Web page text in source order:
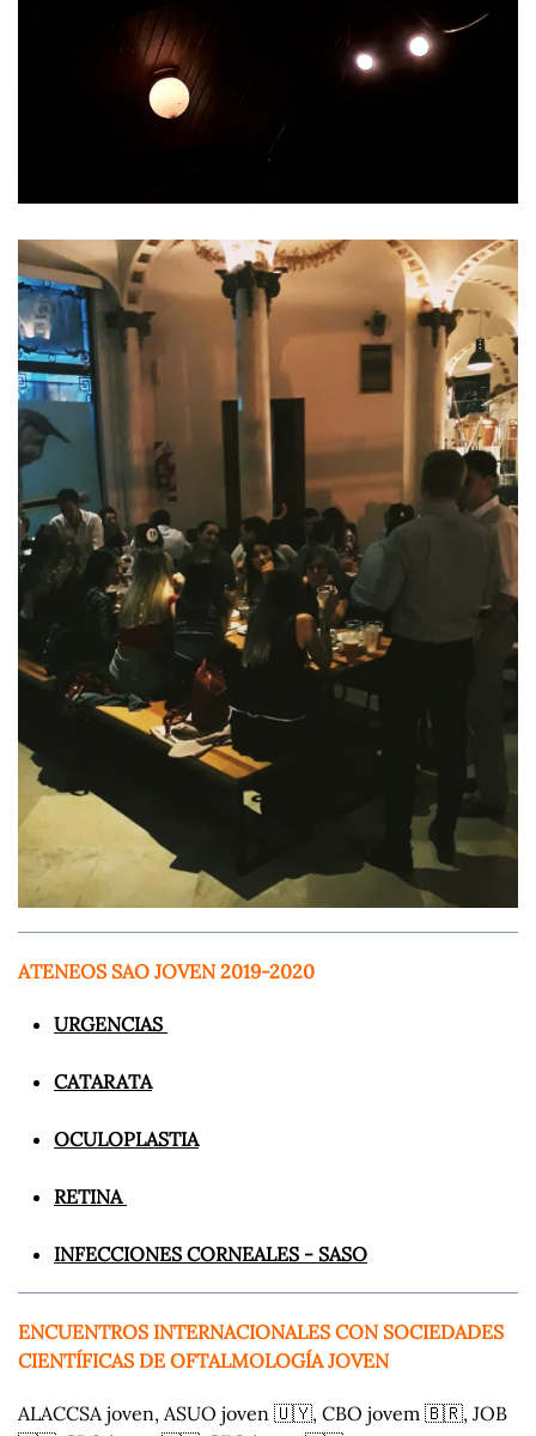
ATENEOS SAO JOVEN 2019-2020
URGENCIAS
CATARATA
OCULOPLASTIA
RETINA
INFECCIONES CORNEALES - SASO
ENCUENTROS INTERNACIONALES CON SOCIEDADES
CIENTÍFICAS DE OFTALMOLOGÍA JOVEN
ALACCSA joven, ASUO joven 🇺🇾, CBO jovem 🇧🇷, JOB